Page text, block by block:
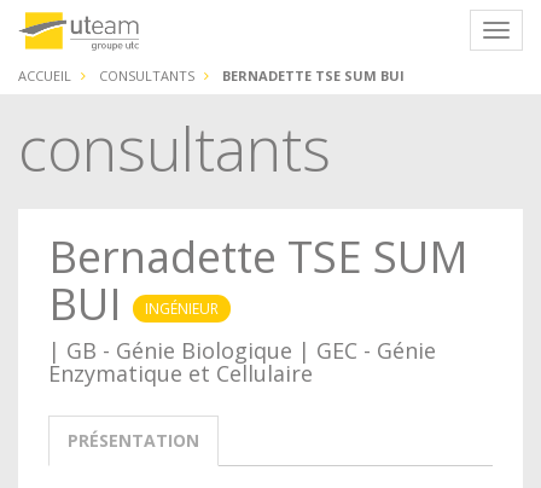
ACCUEIL CONSULTANTS BERNADETTE TSE SUM BUI
consultants
Bernadette TSE SUM
BUI INGÉNIEUR
| GB - Génie Biologique | GEC - Génie
Enzymatique et Cellulaire
PRÉSENTATION
Panneau de gestion des cookies